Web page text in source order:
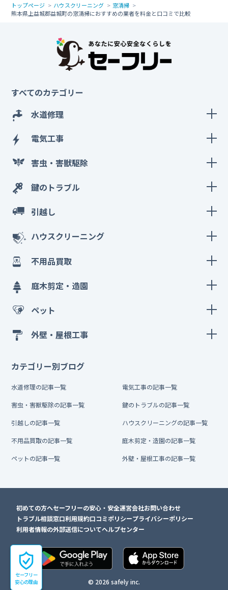
トップページ ハウスクリーニング
窓清掃
熊本県上益城郡益城町の窓清掃におすすめの業者を料金と口コミで比較
セーフリー
安心の理由
すべてのカテゴリー
水道修理
電気工事
害虫・害獣駆除
鍵のトラブル
引越し
ハウスクリーニング
不用品買取
庭木剪定・造園
ペット
外壁・屋根工事
カテゴリー別ブログ
水道修理の記事一覧 電気工事の記事一覧
害虫・害獣駆除の記事一覧 鍵のトラブルの記事一覧
引越しの記事一覧 ハウスクリーニングの記事一覧
不用品買取の記事一覧 庭木剪定・造園の記事一覧
ペットの記事一覧 外壁・屋根工事の記事一覧
初めての方へセーフリーの安心・安全運営会社お問い合わせ
トラブル相談窓口利用規約口コミポリシープライバシーポリシー
利用者情報の外部送信についてヘルプセンター
© 2026 safely inc.